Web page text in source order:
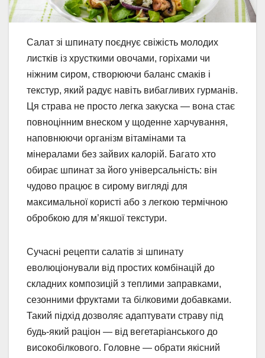
Салат зі шпинату поєднує свіжість молодих
листків із хрусткими овочами, горіхами чи
ніжним сиром, створюючи баланс смаків і
текстур, який радує навіть вибагливих гурманів.
Ця страва не просто легка закуска — вона стає
повноцінним внеском у щоденне харчування,
наповнюючи організм вітамінами та
мінералами без зайвих калорій. Багато хто
обирає шпинат за його універсальність: він
чудово працює в сирому вигляді для
максимальної користі або з легкою термічною
обробкою для м’якшої текстури.
Сучасні рецепти салатів зі шпинату
еволюціонували від простих комбінацій до
складних композицій з теплими заправками,
сезонними фруктами та білковими добавками.
Такий підхід дозволяє адаптувати страву під
будь-який раціон — від вегетаріанського до
високобілкового. Головне — обрати якісний